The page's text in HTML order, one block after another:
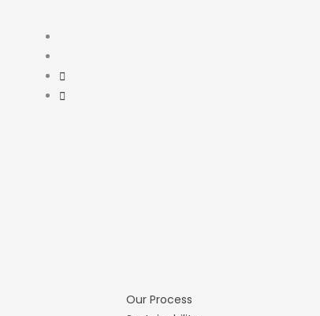
Our Process